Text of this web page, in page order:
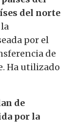
del norte
por el
de
Ha utilizado
de
por la